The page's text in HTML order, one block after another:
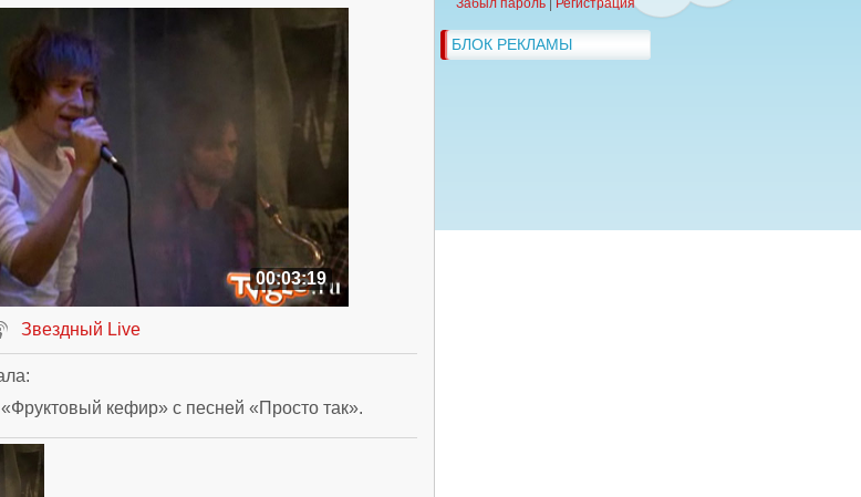
00:03:19
Звездный Live
:
кефир» с песней «Просто так».
Забыл пароль
Регистрация
БЛОК РЕКЛАМЫ